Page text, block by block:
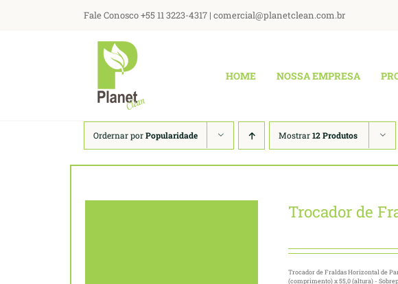
Fale Conosco +55 11 3223-4317 | comercial@planetclean.com.br
HOME NOSSA EMPRESA
Ordernar porPopularidade Mostrar12 Produtos
Trocador de
Trocador de Fraldas Horizontal de
(comprimento) x 55,0 (altura) -